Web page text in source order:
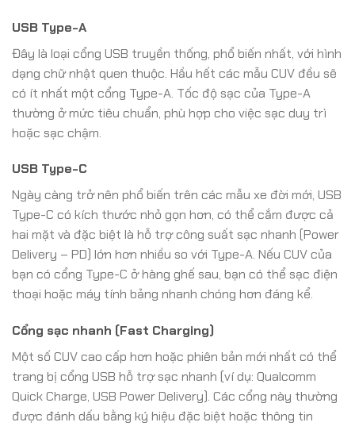
USB Type-A
Đây là loại cổng USB truyền thống, phổ biến nhất, với hình
dạng chữ nhật quen thuộc. Hầu hết các mẫu CUV đều sẽ
có ít nhất một cổng Type-A. Tốc độ sạc của Type-A
thường ở mức tiêu chuẩn, phù hợp cho việc sạc duy trì
hoặc sạc chậm.
USB Type-C
Ngày càng trở nên phổ biến trên các mẫu xe đời mới, USB
Type-C có kích thước nhỏ gọn hơn, có thể cắm được cả
hai mặt và đặc biệt là hỗ trợ công suất sạc nhanh (Power
Delivery – PD) lớn hơn nhiều so với Type-A. Nếu CUV của
bạn có cổng Type-C ở hàng ghế sau, bạn có thể sạc điện
thoại hoặc máy tính bảng nhanh chóng hơn đáng kể.
Cổng sạc nhanh (Fast Charging)
Một số CUV cao cấp hơn hoặc phiên bản mới nhất có thể
trang bị cổng USB hỗ trợ sạc nhanh (ví dụ: Qualcomm
Quick Charge, USB Power Delivery). Các cổng này thường
được đánh dấu bằng ký hiệu đặc biệt hoặc thông tin